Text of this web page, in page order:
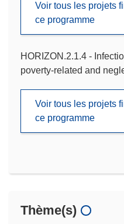
Voir tous les projets
ce programme
HORIZON.2.1.4 -
poverty-related and
Voir tous les projets
ce programme
Thème(s)